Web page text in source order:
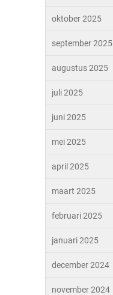
oktober 2025
september 2025
augustus 2025
juli 2025
juni 2025
mei 2025
april 2025
maart 2025
februari 2025
januari 2025
december 2024
november 2024